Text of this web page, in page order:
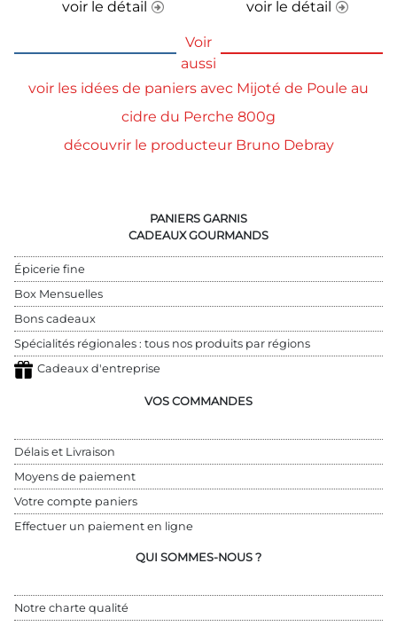
voir le détail voir le détail
Voir
aussi
voir les idées de paniers avec Mijoté de Poule au
cidre du Perche 800g
découvrir le producteur Bruno Debray
PANIERS GARNIS
CADEAUX GOURMANDS
Épicerie fine
Box Mensuelles
Bons cadeaux
Spécialités régionales : tous nos produits par régions
Cadeaux d'entreprise
VOS COMMANDES
Délais et Livraison
Moyens de paiement
Votre compte paniers
Effectuer un paiement en ligne
QUI SOMMES-NOUS ?
Notre charte qualité